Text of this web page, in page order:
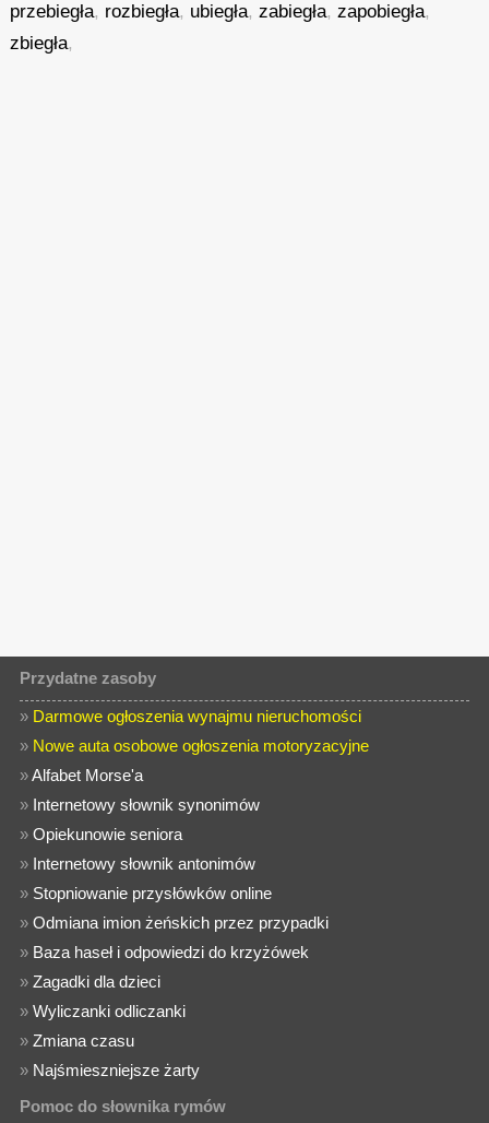
przebiegła, rozbiegła, ubiegła,zabiegła,zapobiegła,
zbiegła,
Przydatne zasoby
» Darmowe ogłoszenia wynajmu nieruchomości
» Nowe auta osobowe ogłoszenia motoryzacyjne
»Alfabet Morse'a
» Internetowy słownik synonimów
»Opiekunowie seniora
» Internetowy słownik antonimów
» Stopniowanie przysłówków online
»Odmiana imion żeńskich przez przypadki
» Baza haseł i odpowiedzi do krzyżówek
»Zagadki dla dzieci
»Wyliczanki odliczanki
»Zmiana czasu
» Najśmieszniejsze żarty
Pomoc do słownika rymów